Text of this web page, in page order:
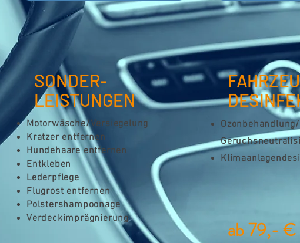
SONDER-
LEISTUNGEN
Motorwäsche/Versiegelung
Kratzer entfernen
Hundehaare entfernen
Entkleben
Lederpflege
Flugrost entfernen
Polstershampoonage
Verdeckimprägnierung
Ozonbehandlung/
ab 79,- €